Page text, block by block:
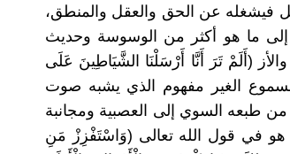
فيشغله عن الحق والعقل والمنطق،
ما هو أكثر من الوسوسة وحديث
(أَلَمْ تَرَ أَنَّا أَرْسَلْنَا الشَّيَاطِينَ عَلَى
الغير مفهوم الذي يشبه صوت
من طبعه السوي إلى العصبية ومجانبة
في قول الله تعالى (وَاسْتَفْزِزْ مَنِ